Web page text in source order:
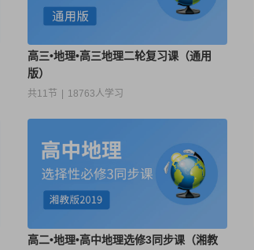
高三•地理•高三地理二轮复习课（通用
版）
共11节 18763人学习
高二•地理•高中地理选修3同步课（湘教